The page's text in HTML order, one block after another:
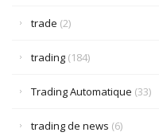
trade (2)
trading (184)
Trading Automatique (33)
trading de news (6)